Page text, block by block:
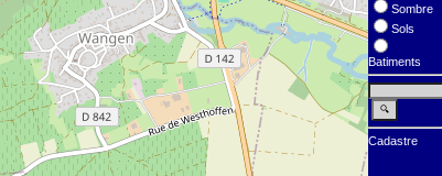
Sombre
Sols
Batiments
Cadastre